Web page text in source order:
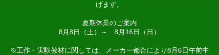
げます。
夏期休業のご案内
8月8日（土）～ 8月16日（日）
※工作・実験教材に関しては、メーカー都合により8月6日午前中